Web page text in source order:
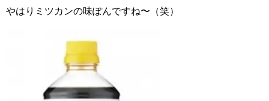
やはりミツカンの味ぽんですね〜（笑）